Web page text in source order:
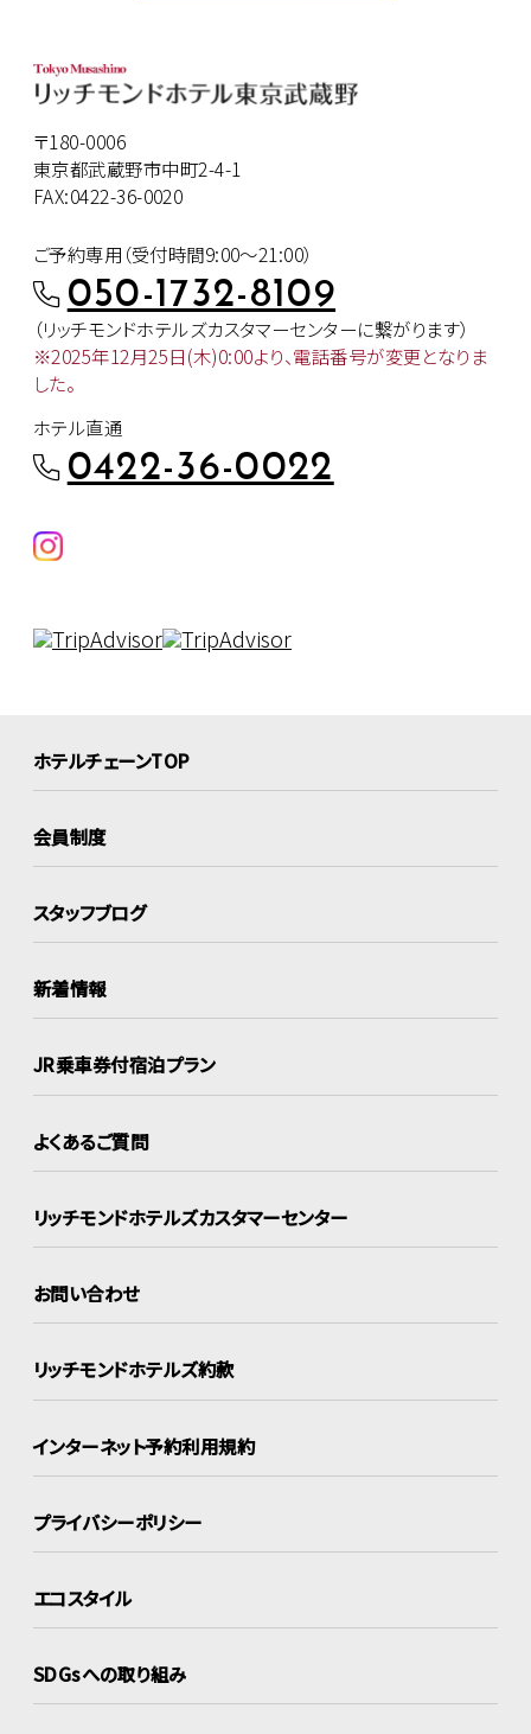
〒180-0006
東京都武蔵野市中町2-4-1
FAX:0422-36-0020
ご予約専用（受付時間9:00～21:00）
050-1732-8109
（リッチモンドホテルズカスタマーセンターに繋がります）
※2025年12月25日(木)0:00より、電話番号が変更となりま
した。
ホテル直通
0422-36-0022
ホテルチェーンTOP
会員制度
スタッフブログ
新着情報
JR乗車券付宿泊プラン
よくあるご質問
リッチモンドホテルズカスタマーセンター
お問い合わせ
リッチモンドホテルズ約款
インターネット予約利用規約
プライバシーポリシー
エコスタイル
SDGsへの取り組み